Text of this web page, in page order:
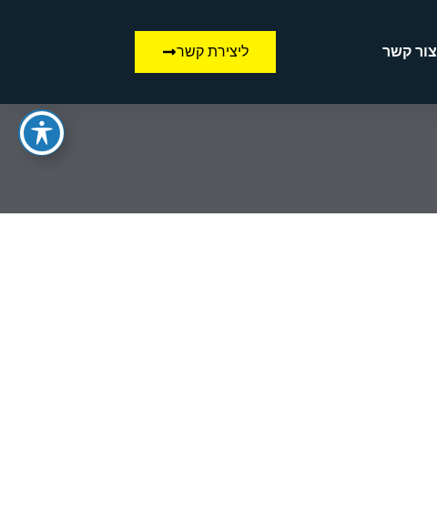
צור קשר ליצירת קשר